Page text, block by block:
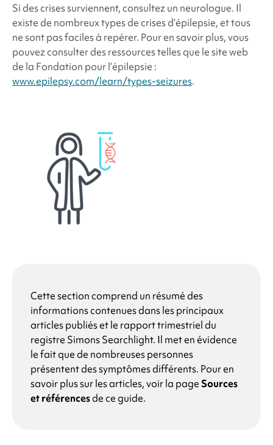
Si des crises surviennent, consultez un neurologue. Il
existe de nombreux types de crises d’épilepsie, et tous
ne sont pas faciles à repérer. Pour en savoir plus, vous
pouvez consulter des ressources telles que le site web
de la Fondation pour l’épilepsie :
www.epilepsy.com/learn/types-seizures.
Cette section comprend un résumé des
informations contenues dans les principaux
articles publiés et le rapport trimestriel du
registre Simons Searchlight. Il met en évidence
le fait que de nombreuses personnes
présentent des symptômes différents. Pour en
savoir plus sur les articles, voir la pageSources
et référencesde ce guide.